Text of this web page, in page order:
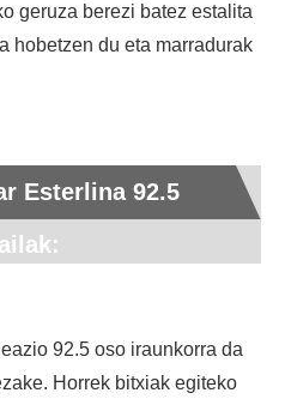
geruza berezi batez estalita
hobetzen du eta marradurak
Esterlina 92.5
92.5 oso iraunkorra da
Horrek bitxiak egiteko